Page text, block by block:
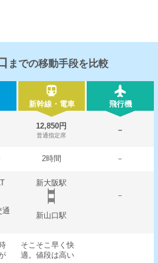
までの移動手段を比較
新幹線・電車 飛行機
12,850円
普通指定席
－
2時間 －
新大阪駅
－
通
新山口駅
そこそこ早く快
適。値段は高い